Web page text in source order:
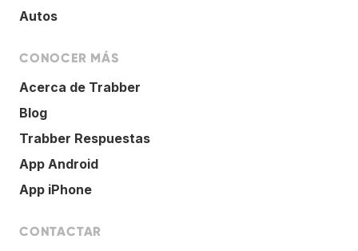
Autos
CONOCER MÁS
Acerca de Trabber
Blog
Trabber Respuestas
App Android
App iPhone
CONTACTAR